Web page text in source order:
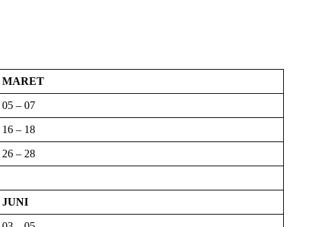
MARET
05 – 07
16 – 18
26 – 28
JUNI